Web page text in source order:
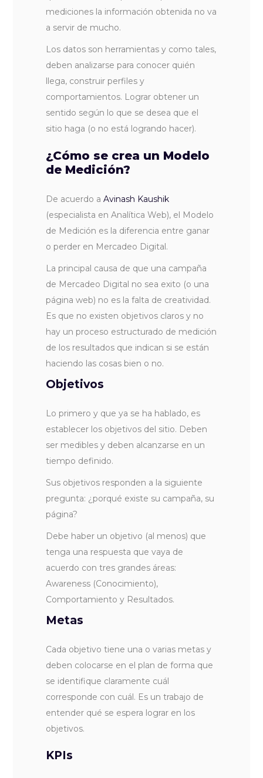
mediciones la información obtenida no va
a servir de mucho.
Los datos son herramientas y como tales,
deben analizarse para conocer quién
llega, construir perfiles y
comportamientos. Lograr obtener un
sentido según lo que se desea que el
sitio haga (o no está logrando hacer).
¿Cómo se crea un Modelo
de Medición?
De acuerdo aAvinash Kaushik
(especialista en Analítica Web), el Modelo
de Medición es la diferencia entre ganar
o perder en Mercadeo Digital.
La principal causa de que una campaña
de Mercadeo Digital no sea exito (o una
página web) no es la falta de creatividad.
Es que no existen objetivos claros y no
hay un proceso estructurado de medición
de los resultados que indican si se están
haciendo las cosas bien o no.
Objetivos
Lo primero y que ya se ha hablado, es
establecer los objetivos del sitio. Deben
ser medibles y deben alcanzarse en un
tiempo definido.
Sus objetivos responden a la siguiente
pregunta: ¿porqué existe su campaña, su
página?
Debe haber un objetivo (al menos) que
tenga una respuesta que vaya de
acuerdo con tres grandes áreas:
Awareness (Conocimiento),
Comportamiento y Resultados.
Metas
Cada objetivo tiene una o varias metas y
deben colocarse en el plan de forma que
se identifique claramente cuál
corresponde con cuál. Es un trabajo de
entender qué se espera lograr en los
objetivos.
KPIs